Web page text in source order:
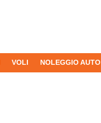
VOLI NOLEGGIO AUTO